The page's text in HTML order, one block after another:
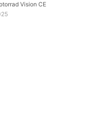
Vision CE